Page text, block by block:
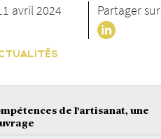
avril 2024 Partager sur
de l’artisanat, une